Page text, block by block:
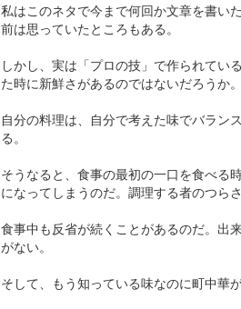
私はこのネタで今まで何回か文章を書い
前は思っていたところもある。
しかし、実は「プロの技」で作られてい
た時に新鮮さがあるのではないだろうか。
自分の料理は、自分で考えた味でバラン
る。
そうなると、食事の最初の一口を食べる
になってしまうのだ。調理する者のつら
食事中も反省が続くことがあるのだ。出
がない。
そして、もう知っている味なのに町中華